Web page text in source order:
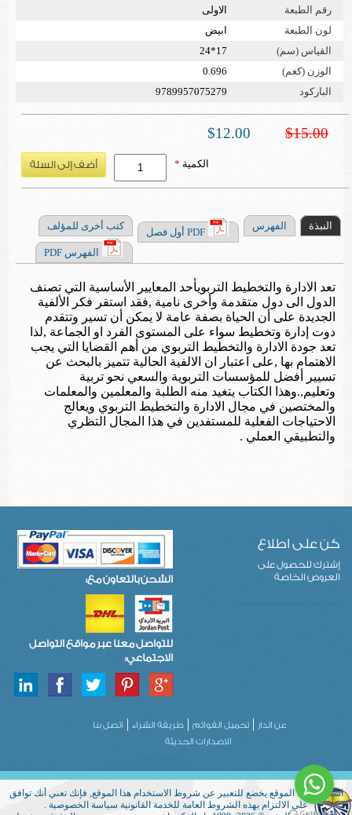
رقم الطبعة
الاولى
لون الطبعة
ابيض
القياس (سم)
17*24
الوزن (كغم)
0.696
الباركود
9789957075279
$15.00
$12.00
الكمية *
النبذة الفهرس
PDF أول فصل
كتب أخرى للمؤلف
الفهرس PDF
تعد الادارة والتخطيط التربويأحد المعايير الأساسية التي تصنف
الدول الى دول متقدمة وأخرى نامية ,فقد استقر فكر الألفية
الجديدة على أن الحياة بصفة عامة لا يمكن أن تسير وتتقدم
دوت إدارة وتخطيط سواء على المستوى الفرد او الجماعة ,لذا
تعد جودة الادارة والتخطيط التربوي من أهم القضايا التي يجب
الاهتمام بها ,على اعتبار ان الالفية الحالية تتميز بالبحث عن
تسيير أفضل للمؤسسات التربوية والسعي نحو تربية
وتعليم,.وهذا الكتاب يتغيد منه الطلبة والمعلمين والمعلمات
والمختصين في مجال الادارة والتخطيط التربوي ويعالج
الاحتياجات الفعلية للمستفدين في هذا المجال التظري
والتطبيقي العملي .
كن على اطلاع
إشترك للحصول على
العروض الخاصة
الشحن بالتعاون مع:
للتواصل معنا عبر مواقع التواصل
الاجتماعي:
عن الدار تحميل القوائم طريقة الشراء
اتصل بنا
الاصدارات الحديثة
استخدام هذا الموقع يخضع للتعبير عن شروط الاستخدام هذا الموقع, فإنك تعني أنك توافق
على الالتزام بهذه الشروط العامة للخدمة القانونية سياسة الخصوصية .